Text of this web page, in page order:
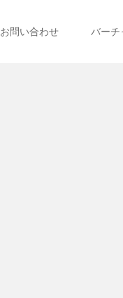
お問い合わせ バーチ